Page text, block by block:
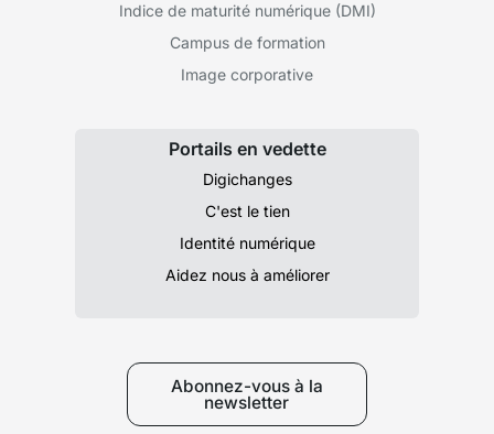
Indice de maturité numérique (DMI)
Campus de formation
Image corporative
Portails en vedette
Digichanges
C'est le tien
Identité numérique
Aidez nous à améliorer
Abonnez-vous à la
newsletter